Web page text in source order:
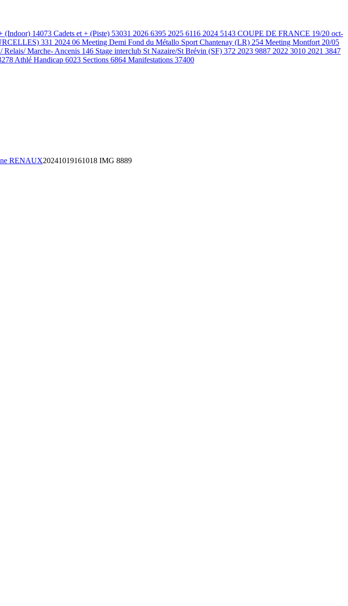
(Indoor) 14073 Cadets et + (Piste) 53031 2026 6395 2025 6116 2024 5143 COUPE DE FRANCE 19/20 oct-
331 2024 06 Meeting Demi Fond du Métallo Sport Chantenay (LR) 254 Meeting Montfort 20/05
Relais/ Marche- Ancenis 146 Stage interclub St Nazaire/St Brévin (SF) 372 2023 9887 2022 3010 2021 3847
Athlé Handicap 6023 Sections 6864 Manifestations 37400
RENAUX20241019161018 IMG 8889